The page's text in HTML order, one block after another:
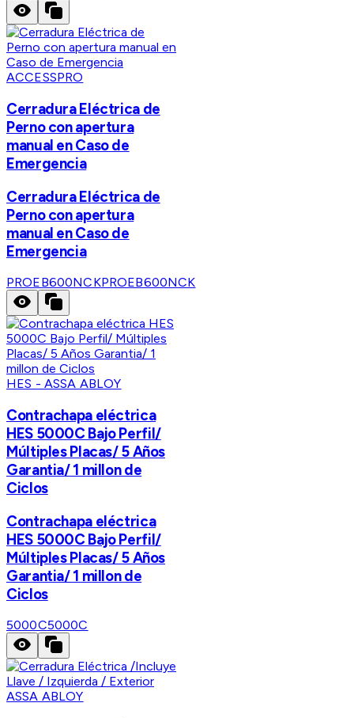
ACCESSPRO
Cerradura Eléctrica de
Perno con apertura
manual en Caso de
Emergencia
Cerradura Eléctrica de
Perno con apertura
manual en Caso de
Emergencia
PROEB600NCKPROEB600NCK
HES - ASSA ABLOY
Contrachapa eléctrica
HES 5000C Bajo Perfil/
Múltiples Placas/ 5 Años
Garantia/ 1 millon de
Ciclos
Contrachapa eléctrica
HES 5000C Bajo Perfil/
Múltiples Placas/ 5 Años
Garantia/ 1 millon de
Ciclos
5000C5000C
ASSA ABLOY